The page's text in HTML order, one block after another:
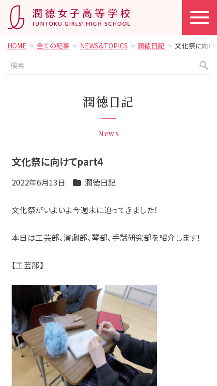
HOME 全ての記事 NEWS&TOPICS 潤徳日記 文化祭に向
潤徳日記
News
文化祭に向けてpart4
2022年6月13日 潤徳日記
文化祭がいよいよ今週末に迫ってきました！
本日は工芸部、演劇部、琴部、手話研究部を紹介します！
【工芸部】